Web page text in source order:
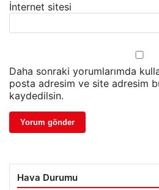
İnternet sitesi
Daha sonraki yorumlarımda
posta adresim ve site adresim
kaydedilsin.
Hava Durumu